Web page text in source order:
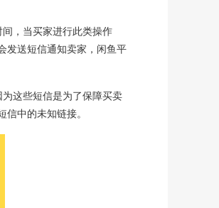
，当买家进行此类操作
发送短信通知卖家，闲鱼平
这些短信是为了保障买卖
中的未知链接。